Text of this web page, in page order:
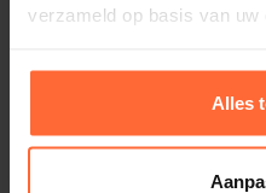
verzameld op basis van
Alles